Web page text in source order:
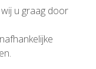
u graag door